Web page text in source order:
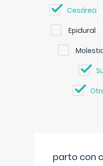
Cesárea
Epidural
parto con